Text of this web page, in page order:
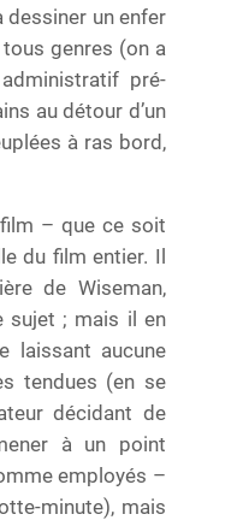
dessiner un enfer
genres (on a
pré-
au détour d’un
à ras bord,
– que ce soit
du film entier. Il
de Wiseman,
sujet ; mais il en
laissant aucune
tendues (en se
décidant de
à un point
employés –
minute), mais